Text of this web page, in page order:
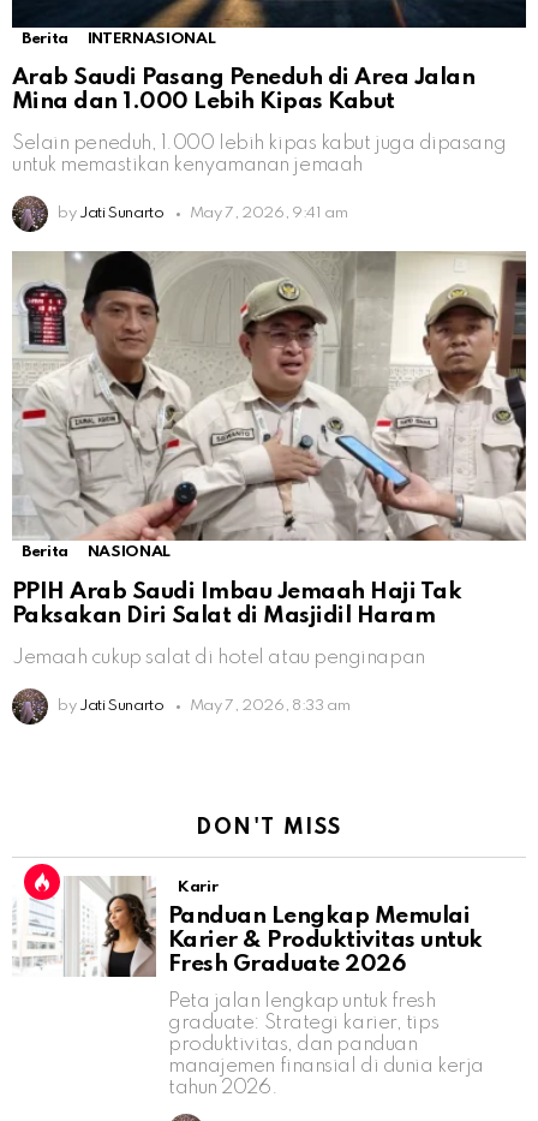
Berita INTERNASIONAL
Arab Saudi Pasang Peneduh di Area Jalan
Mina dan 1.000 Lebih Kipas Kabut
Selain peneduh, 1.000 lebih kipas kabut juga dipasang
untuk memastikan kenyamanan jemaah
by Jati Sunarto May 7, 2026, 9:41 am
Berita NASIONAL
PPIH Arab Saudi Imbau Jemaah Haji Tak
Paksakan Diri Salat di Masjidil Haram
Jemaah cukup salat di hotel atau penginapan
by Jati Sunarto May 7, 2026, 8:33 am
DON'T MISS
Karir
Panduan Lengkap Memulai
Karier & Produktivitas untuk
Fresh Graduate 2026
Peta jalan lengkap untuk fresh
graduate: Strategi karier, tips
produktivitas, dan panduan
manajemen finansial di dunia kerja
tahun 2026.